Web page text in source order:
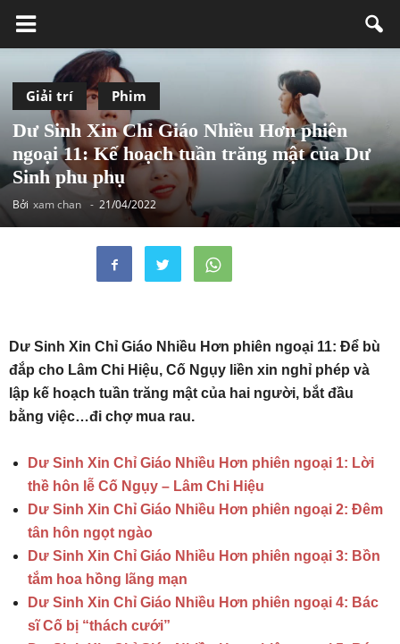
Giải trí Phim
Dư Sinh Xin Chỉ Giáo Nhiều Hơn phiên
ngoại 11: Kế hoạch tuần trăng mật của Dư
Sinh phu phụ
Bởi xam chan - 21/04/2022
Dư Sinh Xin Chỉ Giáo Nhiều Hơn phiên ngoại 11: Để bù
đắp cho Lâm Chi Hiệu, Cố Ngụy liền xin nghỉ phép và
lập kế hoạch tuần trăng mật của hai người, bắt đầu
bằng việc…đi chợ mua rau.
Dư Sinh Xin Chỉ Giáo Nhiều Hơn phiên ngoại 1: Lời
thề hôn lễ Cố Ngụy – Lâm Chi Hiệu
Dư Sinh Xin Chỉ Giáo Nhiều Hơn phiên ngoại 2: Đêm
tân hôn ngọt ngào
Dư Sinh Xin Chỉ Giáo Nhiều Hơn phiên ngoại 3: Bồn
tắm hoa hồng lãng mạn
Dư Sinh Xin Chỉ Giáo Nhiều Hơn phiên ngoại 4: Bác
sĩ Cố bị “thách cưới”